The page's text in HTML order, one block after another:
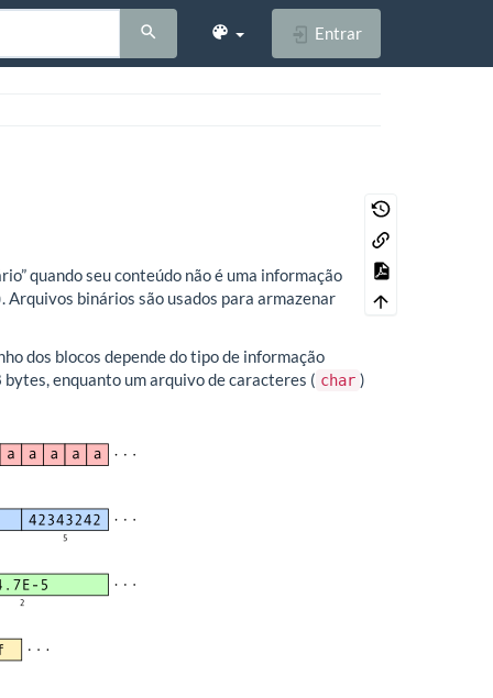
Entrar
quando seu conteúdo não é uma informação
Arquivos binários são usados para armazenar
dos blocos depende do tipo de informação
enquanto um arquivo de caracteres ( char )